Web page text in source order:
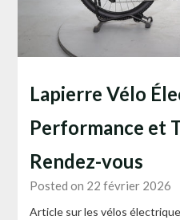
Lapierre Vélo
Performance et
Rendez-vous
Posted on 22 février 2026
Article sur les vélos